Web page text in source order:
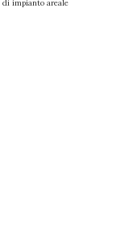
di impianto areale